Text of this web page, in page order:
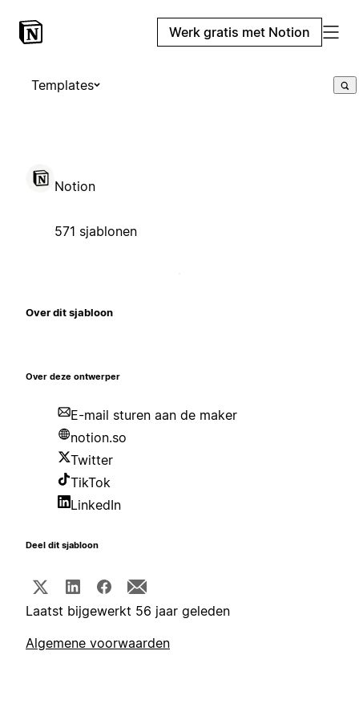
Werk gratis met Notion
Templates
Notion
571 sjablonen
Over dit sjabloon
Over deze ontwerper
E-mail sturen aan de maker
notion.so
Twitter
TikTok
LinkedIn
Deel dit sjabloon
Laatst bijgewerkt 56 jaar geleden
Algemene voorwaarden